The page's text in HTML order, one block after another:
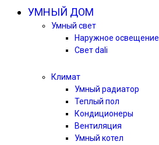
УМНЫЙ ДОМ
Умный свет
Наружное освещение
Свет dali
Климат
Умный радиатор
Теплый пол
Кондиционеры
Вентиляция
Умный котел